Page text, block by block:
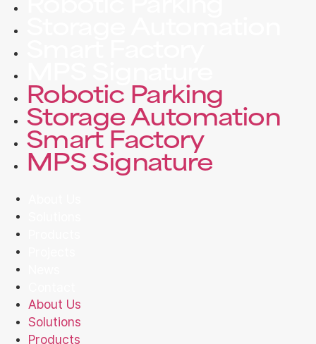
Robotic Parking
Storage Automation
Smart Factory
MPS Signature
About Us
Solutions
Products